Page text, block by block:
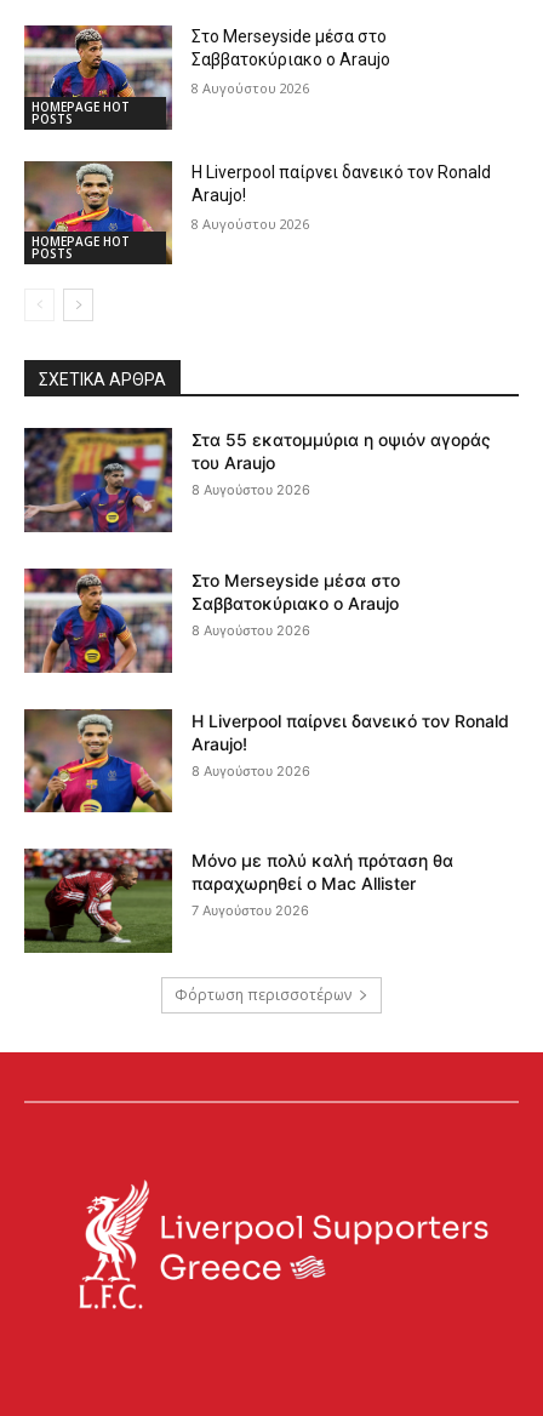
HOMEPAGE HOT
POSTS
Στο Merseyside μέσα στο
Σαββατοκύριακο ο Araujo
8 Αυγούστου 2026
HOMEPAGE HOT
POSTS
Η Liverpool παίρνει δανεικό τον Ronald
Araujo!
8 Αυγούστου 2026
ΣΧΕΤΙΚΆ ΆΡΘΡΑ
Στα 55 εκατομμύρια η οψιόν αγοράς
του Araujo
8 Αυγούστου 2026
Στο Merseyside μέσα στο
Σαββατοκύριακο ο Araujo
8 Αυγούστου 2026
Η Liverpool παίρνει δανεικό τον Ronald
Araujo!
8 Αυγούστου 2026
Μόνο με πολύ καλή πρόταση θα
παραχωρηθεί ο Mac Allister
7 Αυγούστου 2026
Φόρτωση περισσοτέρων